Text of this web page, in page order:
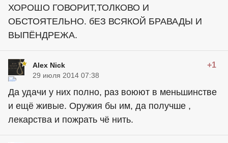
ХОРОШО ГОВОРИТ,ТОЛКОВО И
ОБСТОЯТЕЛЬНО. бЕЗ ВСЯКОЙ БРАВАДЫ И
ВЫПЁНДРЕЖА.
Alex Nick +1
29 июля 2014 07:38
Да удачи у них полно, раз воюют в меньшинстве
и ещё живые. Оружия бы им, да получше ,
лекарства и пожрать чё нить.